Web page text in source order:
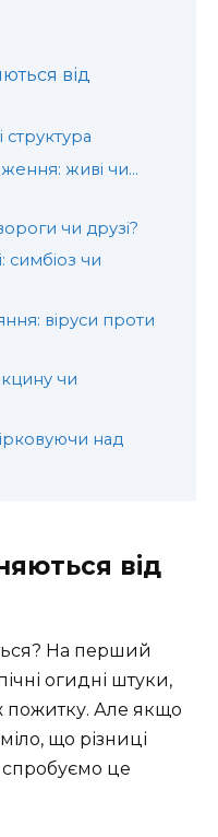
від
структура
живі чи…
чи друзі?
симбіоз чи
віруси проти
чи
над
від
На перший
огидні штуки,
пожитку. Але якщо
що різниці
спробуємо це